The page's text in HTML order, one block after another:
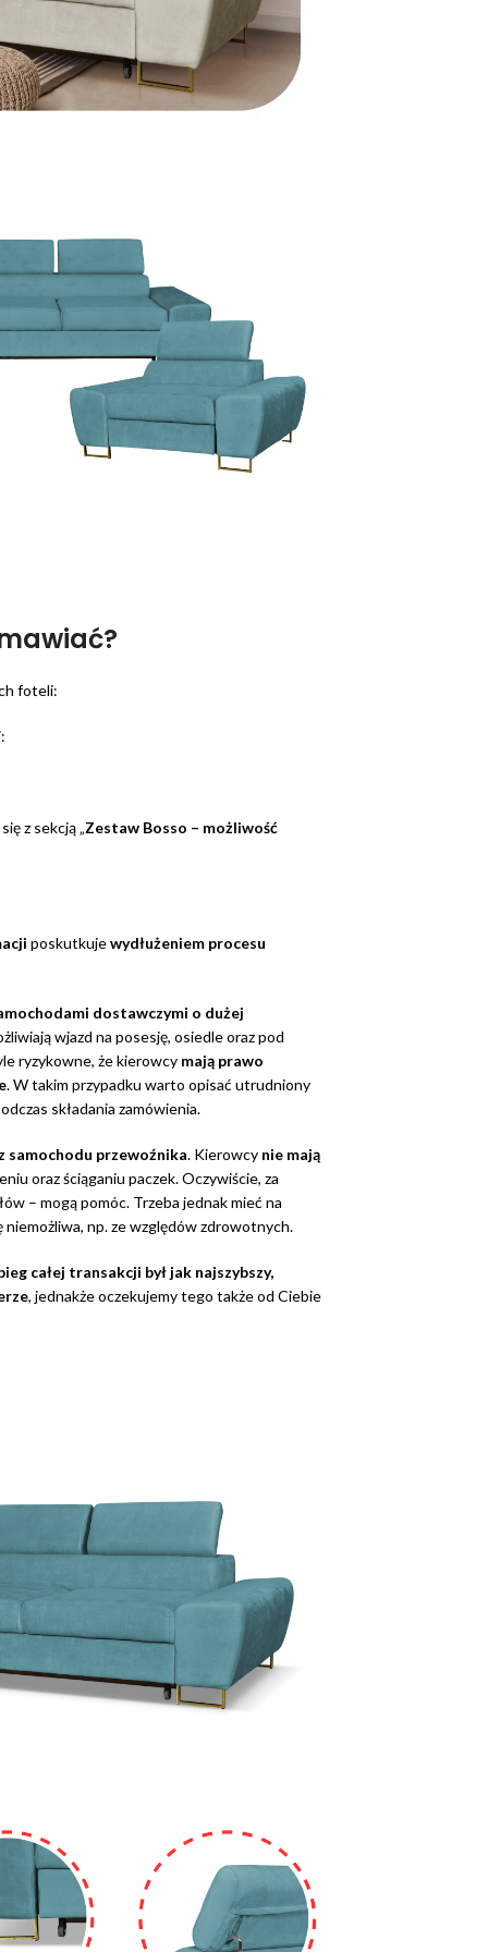
foteli:
z sekcją „Zestaw Bosso – możliwość
poskutkujewydłużeniem procesu
dostawczymi o dużej
wjazd na posesję, osiedle oraz pod
ryzykowne, że kierowcy mają prawo
. W takim przypadku warto opisać utrudniony
składania zamówienia.
samochodu przewoźnika. Kierowcy nie mają
oraz ściąganiu paczek. Oczywiście, za
– mogą pomóc. Trzeba jednak mieć na
niemożliwa, np. ze względów zdrowotnych.
całej transakcji był jak najszybszy,
, jednakże oczekujemy tego także od Ciebie